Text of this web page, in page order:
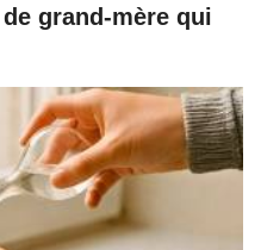
grand-mère qui